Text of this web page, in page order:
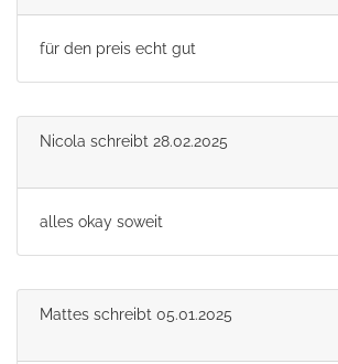
für den preis echt gut
Nicola schreibt 28.02.2025
alles okay soweit
Mattes schreibt 05.01.2025